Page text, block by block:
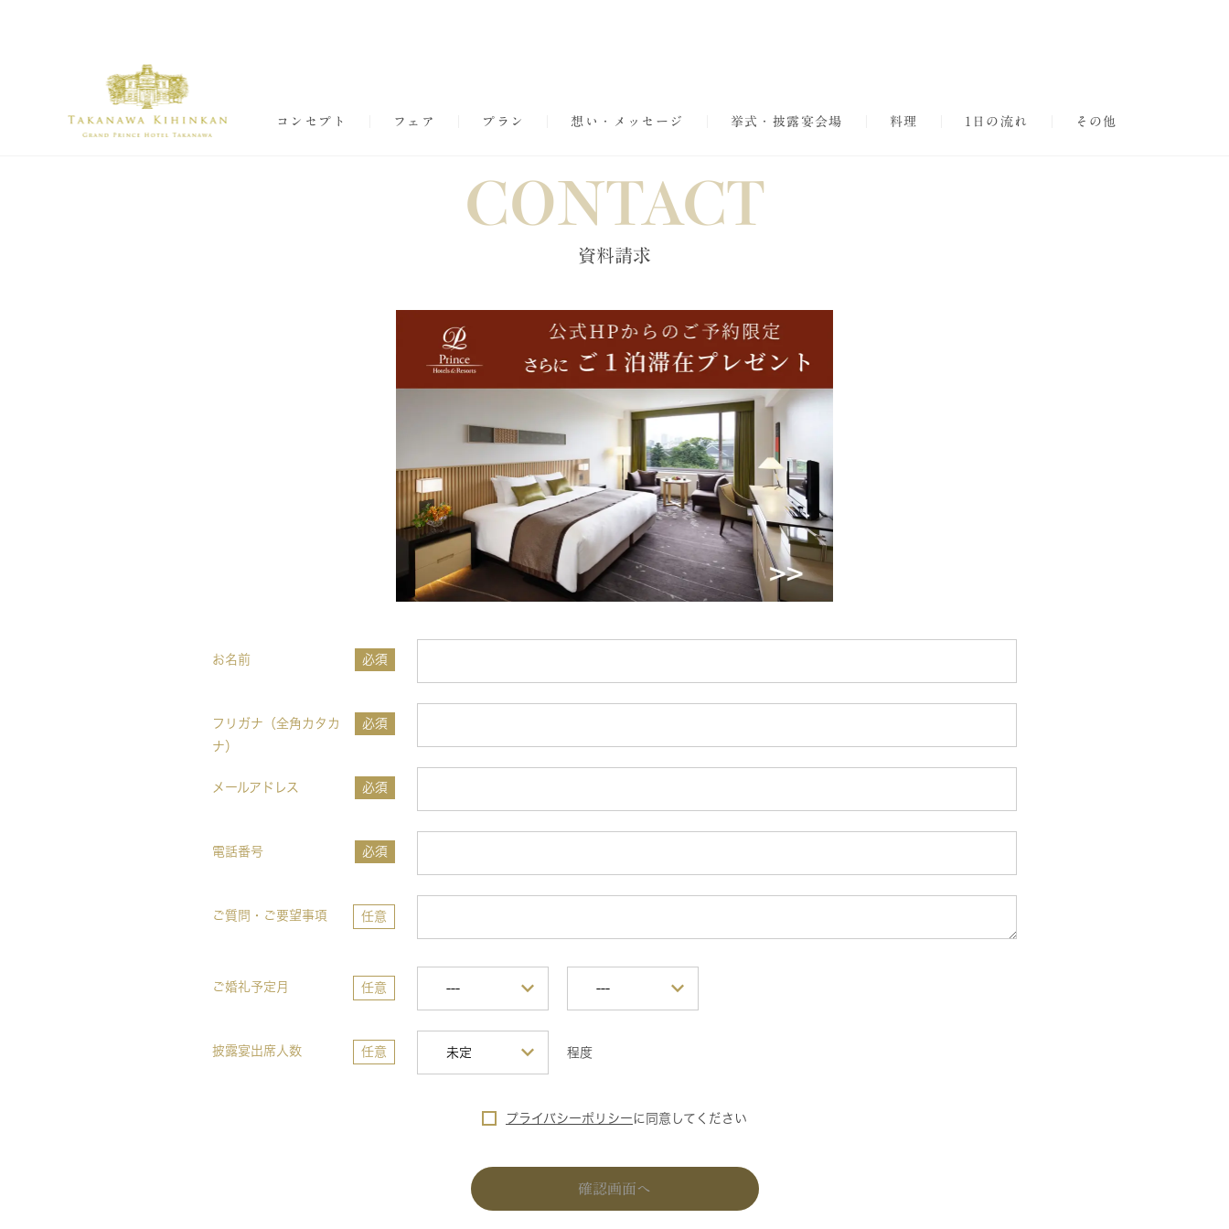
コンセプト フェア プラン 想い・メッセージ 挙式・披露宴会場 料理 1日の流れ その他
CONTACT
資料請求
お名前 必須
フリガナ（全角カタカ
ナ）
必須
メールアドレス 必須
電話番号 必須
ご質問・ご要望事項 任意
ご婚礼予定月 任意
披露宴出席人数 任意 程度
プライバシーポリシー に 同意してください
確認画面へ